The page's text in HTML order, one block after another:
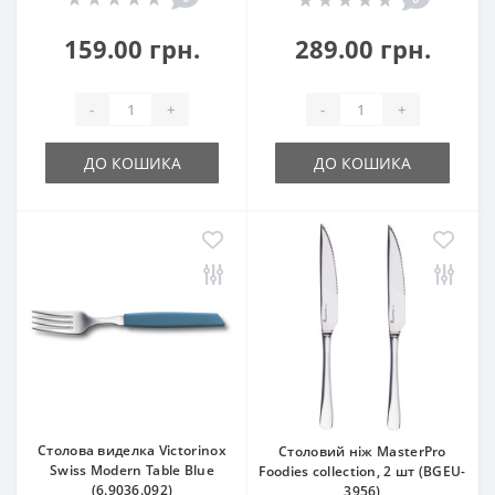
159.00 грн.
- +
ДО КОШИКА
289.00 грн.
- +
ДО КОШИКА
Столова виделка Victorinox
Swiss Modern Table Blue
(6.9036.092)
Столовий ніж MasterPro
Foodies collection, 2 шт (BGEU-
3956)